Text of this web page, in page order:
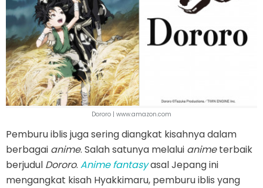
Dororo | www.amazon.com
Pemburu iblis juga sering diangkat kisahnya dalam
berbagai anime. Salah satunya melalui animeterbaik
berjudul Dororo. Anime fantasyasal Jepang ini
mengangkat kisah Hyakkimaru, pemburu iblis yang